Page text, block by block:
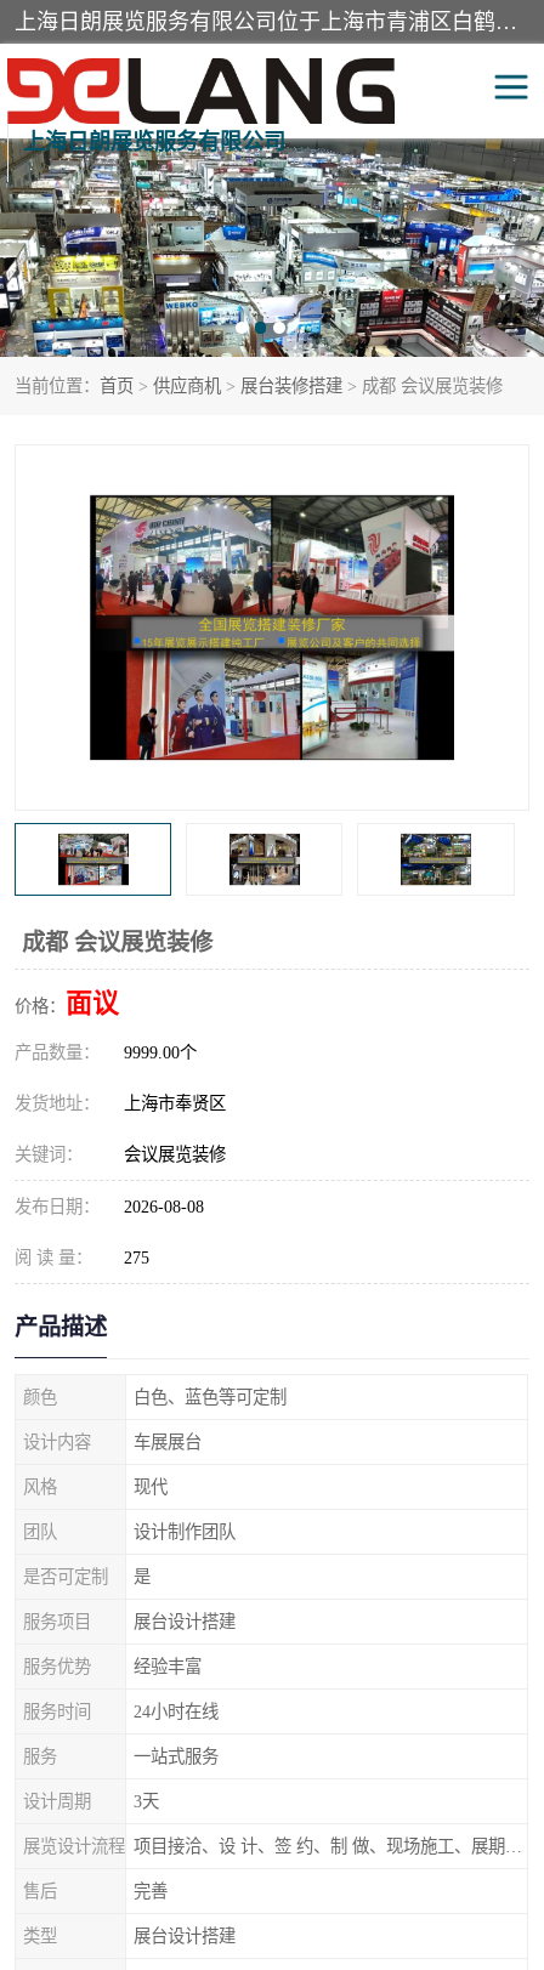
上海日朗展览服务有限公司位于上海市青浦区白鹤镇，营业范围有展览展示会务服务，室内装饰设计及施工，展示道具设计制作，舞台设计，图文设计，灯箱制作，园林绿化工程，广告装潢材料，建筑材料，办公用品，工艺礼品日用百货销售。
上海日朗展览服务有限公司
当前位置： 首页 > 供应商机 > 展台装修搭建 > 成都 会议展览装修
成都 会议展览装修
价格： 面议
产品数量： 9999.00个
发货地址： 上海市奉贤区
关键词： 会议展览装修
发布日期： 2026-08-08
阅 读 量： 275
产品描述
颜色 白色、蓝色等可定制
设计内容 车展展台
风格 现代
团队 设计制作团队
是否可定制 是
服务项目 展台设计搭建
服务优势 经验丰富
服务时间 24小时在线
服务 一站式服务
设计周期 3天
展览设计流程
售后 完善
类型 展台设计搭建
展台装修搭建 活动会议执行
展厅装修 专柜制作
展会装修设计 展会搭建
活动策划 展会服务